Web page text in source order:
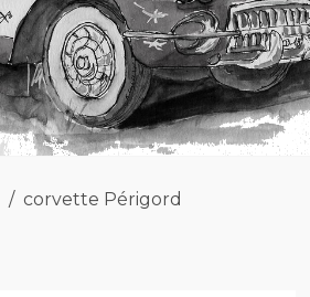
corvette Périgord